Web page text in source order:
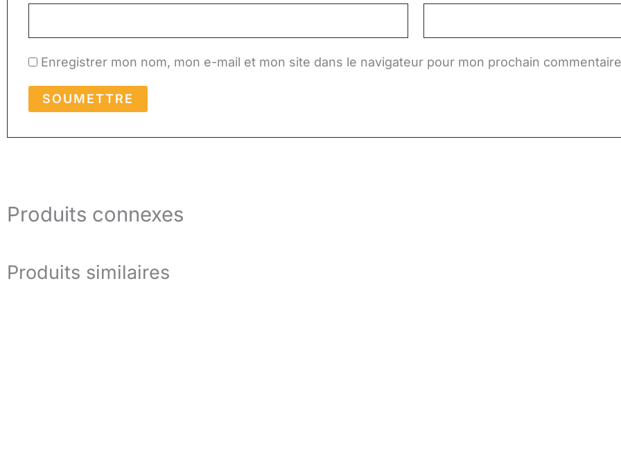
Enregistrer mon nom, mon e-mail et mon site dans le navigateur pour mon prochain
Produits connexes
Produits similaires